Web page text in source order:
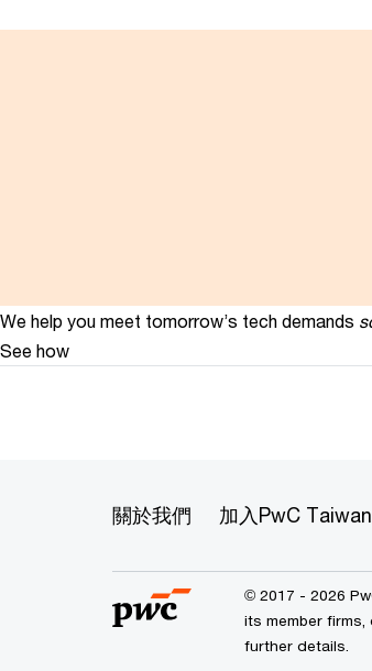
We help you meet tomorrow’s tech demands
See how
關於我們 加入PwC Taiwan
© 2017 - 2026
its member
further details.